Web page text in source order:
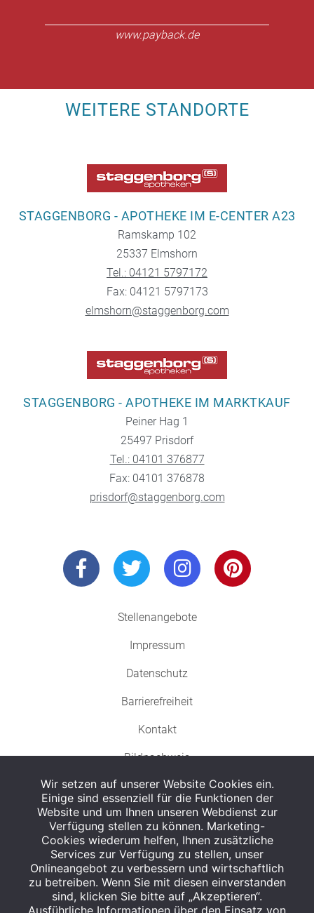
www.payback.de
WEITERE STANDORTE
STAGGENBORG - APOTHEKE IM E-CENTER A23
Ramskamp 102
25337 Elmshorn
Tel.: 04121 5797172
Fax: 04121 5797173
elmshorn@staggenborg.com
STAGGENBORG - APOTHEKE IM MARKTKAUF
Peiner Hag 1
25497 Prisdorf
Tel.: 04101 376877
Fax: 04101 376878
prisdorf@staggenborg.com
Stellenangebote
Impressum
Datenschutz
Barrierefreiheit
Kontakt
Bildnachweis
Abgabe in haushaltsüblichen Mengen, solange der Vorrat reicht. Für Druck-
und Satzfehler keine Haftung.
Zu Risiken und Nebenwirkungen lesen Sie die Packungsbeilage und fragen
Sie Ihren Arzt oder Apotheker.
Angabe nach der deutschen Arzneimitteltaxe Apothekenerstattungspreis
(AEP). Der AEP ist keine unverbindliche Preisempfehlung der Hersteller. Der
Wir setzen auf unserer Website Cookies ein.
Einige sind essenziell für die Funktionen der
Website und um Ihnen unseren Webdienst zur
Verfügung stellen zu können. Marketing-
Cookies wiederum helfen, Ihnen zusätzliche
Services zur Verfügung zu stellen, unser
Onlineangebot zu verbessern und wirtschaftlich
zu betreiben. Wenn Sie mit diesen einverstanden
sind, klicken Sie bitte auf „Akzeptieren“.
Ausführliche Informationen über den Einsatz von